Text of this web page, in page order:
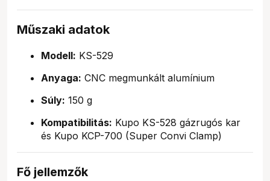
Műszaki adatok
Modell: KS-529
Anyaga: CNC megmunkált alumínium
Súly: 150 g
Kompatibilitás: Kupo KS-528 gázrugós kar
és Kupo KCP-700 (Super Convi Clamp)
Fő jellemzők